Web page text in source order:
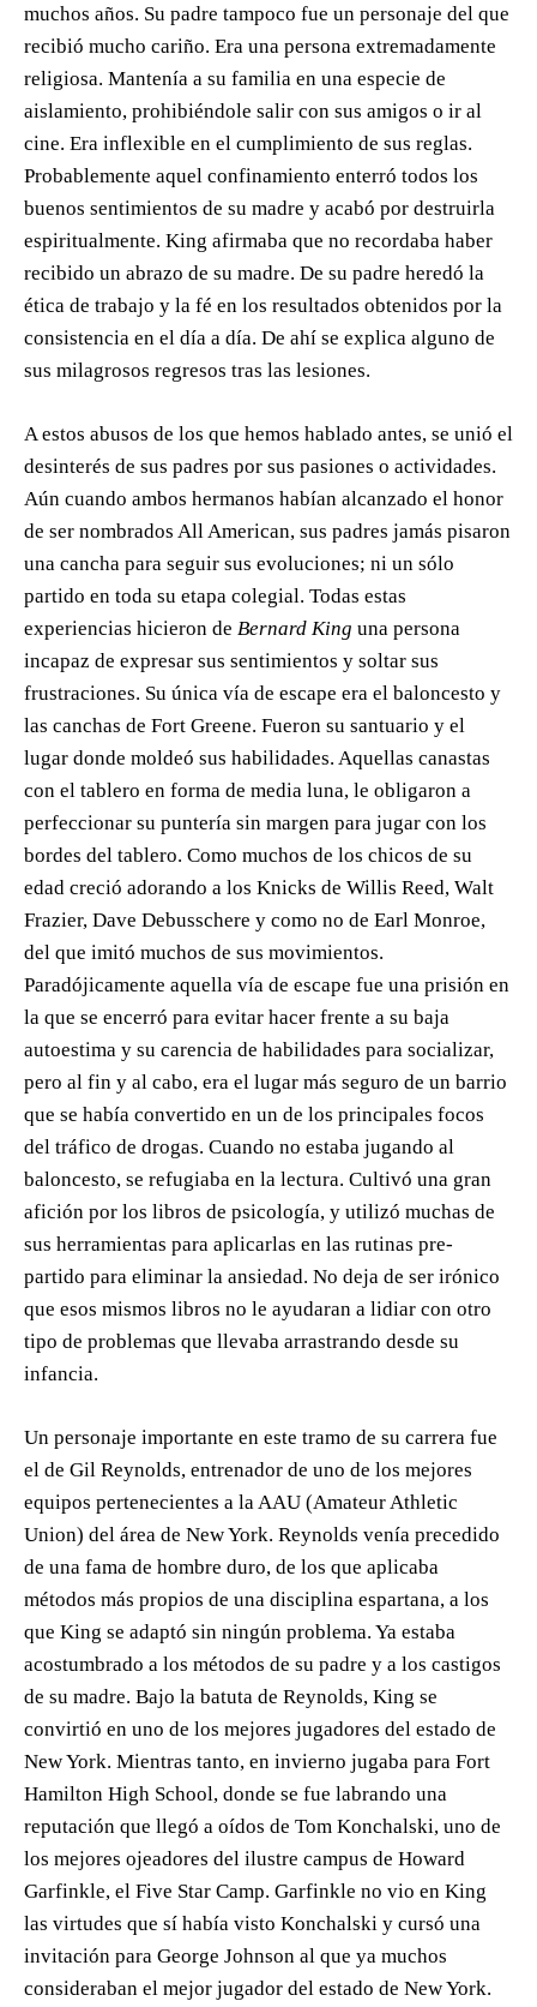
muchos años. Su padre tampoco fue un personaje del que
recibió mucho cariño. Era una persona extremadamente
religiosa. Mantenía a su familia en una especie de
aislamiento, prohibiéndole salir con sus amigos o ir al
cine. Era inflexible en el cumplimiento de sus reglas.
Probablemente aquel confinamiento enterró todos los
buenos sentimientos de su madre y acabó por destruirla
espiritualmente. King afirmaba que no recordaba haber
recibido un abrazo de su madre. De su padre heredó la
ética de trabajo y la fé en los resultados obtenidos por la
consistencia en el día a día. De ahí se explica alguno de
sus milagrosos regresos tras las lesiones.
A estos abusos de los que hemos hablado antes, se unió el
desinterés de sus padres por sus pasiones o actividades.
Aún cuando ambos hermanos habían alcanzado el honor
de ser nombrados All American, sus padres jamás pisaron
una cancha para seguir sus evoluciones; ni un sólo
partido en toda su etapa colegial. Todas estas
experiencias hicieron de Bernard King una persona
incapaz de expresar sus sentimientos y soltar sus
frustraciones. Su única vía de escape era el baloncesto y
las canchas de Fort Greene. Fueron su santuario y el
lugar donde moldeó sus habilidades. Aquellas canastas
con el tablero en forma de media luna, le obligaron a
perfeccionar su puntería sin margen para jugar con los
bordes del tablero. Como muchos de los chicos de su
edad creció adorando a los Knicks de Willis Reed, Walt
Frazier, Dave Debusschere y como no de Earl Monroe,
del que imitó muchos de sus movimientos.
Paradójicamente aquella vía de escape fue una prisión en
la que se encerró para evitar hacer frente a su baja
autoestima y su carencia de habilidades para socializar,
pero al fin y al cabo, era el lugar más seguro de un barrio
que se había convertido en un de los principales focos
del tráfico de drogas. Cuando no estaba jugando al
baloncesto, se refugiaba en la lectura. Cultivó una gran
afición por los libros de psicología, y utilizó muchas de
sus herramientas para aplicarlas en las rutinas pre-
partido para eliminar la ansiedad. No deja de ser irónico
que esos mismos libros no le ayudaran a lidiar con otro
tipo de problemas que llevaba arrastrando desde su
infancia.
Un personaje importante en este tramo de su carrera fue
el de Gil Reynolds, entrenador de uno de los mejores
equipos pertenecientes a la AAU (Amateur Athletic
Union) del área de New York. Reynolds venía precedido
de una fama de hombre duro, de los que aplicaba
métodos más propios de una disciplina espartana, a los
que King se adaptó sin ningún problema. Ya estaba
acostumbrado a los métodos de su padre y a los castigos
de su madre. Bajo la batuta de Reynolds, King se
convirtió en uno de los mejores jugadores del estado de
New York. Mientras tanto, en invierno jugaba para Fort
Hamilton High School, donde se fue labrando una
reputación que llegó a oídos de Tom Konchalski, uno de
los mejores ojeadores del ilustre campus de Howard
Garfinkle, el Five Star Camp. Garfinkle no vio en King
las virtudes que sí había visto Konchalski y cursó una
invitación para George Johnson al que ya muchos
consideraban el mejor jugador del estado de New York.